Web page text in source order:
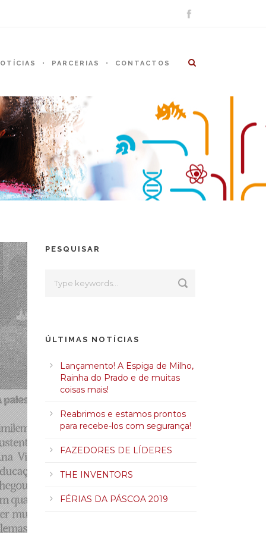
PARCERIAS CONTACTOS
PESQUISAR
ÚLTIMAS NOTÍCIAS
Lançamento! A Espiga de Milho,
Rainha do Prado e de muitas
coisas mais!
Reabrimos e estamos prontos
para recebe-los com segurança!
FAZEDORES DE LÍDERES
THE INVENTORS
FÉRIAS DA PÁSCOA 2019